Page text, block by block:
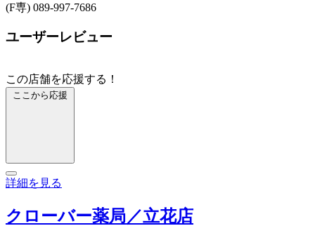
(F専) 089-997-7686
ユーザーレビュー
この店舗を応援する！
ここから応援
詳細を見る
クローバー薬局／立花店